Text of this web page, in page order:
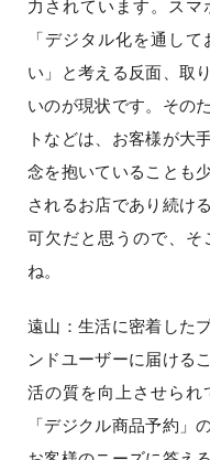
力されています。スマ
「デジタル化を通し
い」と考える反面、取
いのが現状です。その
トなどは、お客様が大
念を抱いていることも
されるお店であり続け
可欠だと思うので、そ
ね。
遠山：生活に密着した
ンドユーザーに届ける
活の質を向上させられ
「デジクル商品予約」